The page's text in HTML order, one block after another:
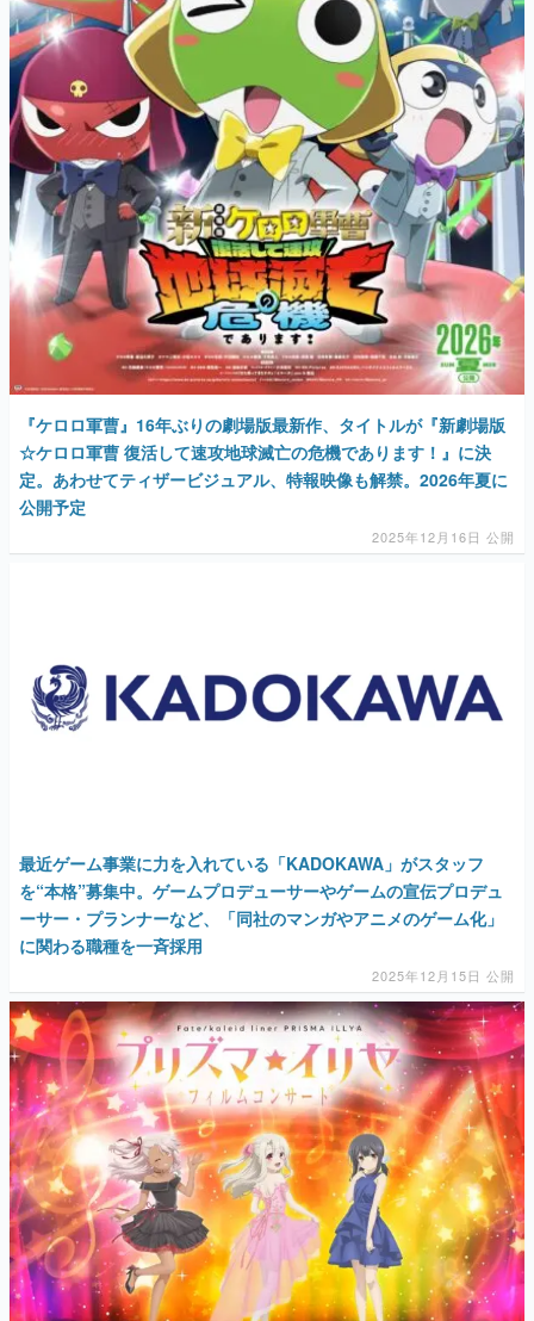
『ケロロ軍曹』16年ぶりの劇場版最新作、タイトルが『新劇場版
☆ケロロ軍曹 復活して速攻地球滅亡の危機であります！』に決
定。あわせてティザービジュアル、特報映像も解禁。2026年夏に
公開予定
2025年12月16日 公開
最近ゲーム事業に力を入れている「KADOKAWA」がスタッフ
を“本格”募集中。ゲームプロデューサーやゲームの宣伝プロデュ
ーサー・プランナーなど、「同社のマンガやアニメのゲーム化」
に関わる職種を一斉採用
2025年12月15日 公開